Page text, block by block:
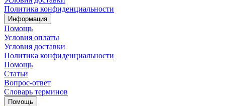
Политика конфиденциальности
Информация
Помощь
Условия оплаты
Условия доставки
Политика конфиденциальности
Помощь
Статьи
Вопрос-ответ
Словарь терминов
Помощь